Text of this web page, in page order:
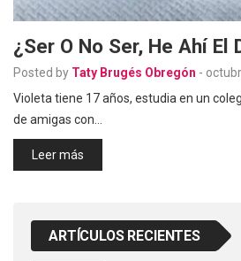
¿Ser O No Ser, He Ahí El
Posted by Taty Brugés Obregón -
Violeta tiene 17 años, estudia en un
de amigas con…
Leer más
ARTÍCULOS RECIENTES